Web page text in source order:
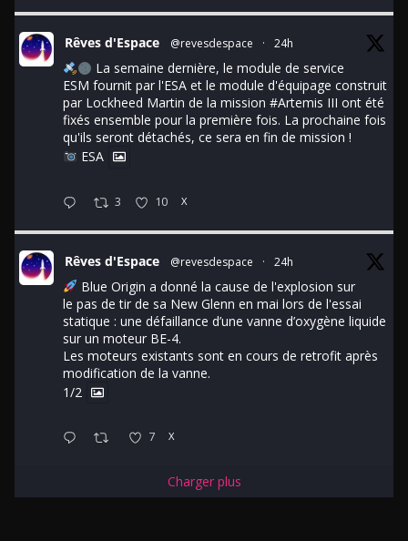
Rêves d'Espace @revesdespace · 24h
La semaine dernière, le module de service
ESM fournit par l'ESA et le module d'équipage construit
par Lockheed Martin de la mission #Artemis III ont été
fixés ensemble pour la première fois. La prochaine fois
qu'ils seront détachés, ce sera en fin de mission !
ESA
3 10 X
Rêves d'Espace @revesdespace · 24h
Blue Origin a donné la cause de l'explosion sur
le pas de tir de sa New Glenn en mai lors de l'essai
statique : une défaillance d’une vanne d’oxygène liquide
sur un moteur BE-4.
Les moteurs existants sont en cours de retrofit après
modification de la vanne.
1/2
7 X
Charger plus